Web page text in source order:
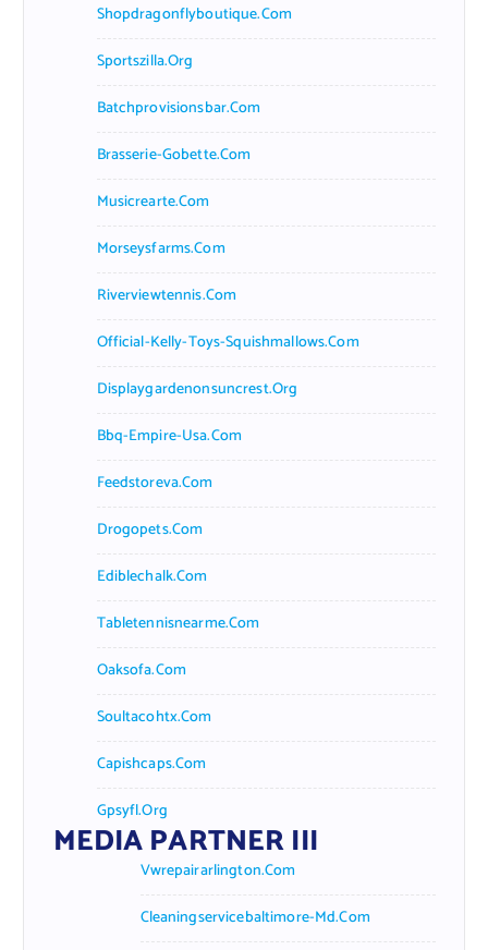
Shopdragonflyboutique.com
Sportszilla.org
Batchprovisionsbar.com
Brasserie-Gobette.com
Musicrearte.com
Morseysfarms.com
Riverviewtennis.com
Official-Kelly-Toys-Squishmallows.com
Displaygardenonsuncrest.org
Bbq-Empire-Usa.com
Feedstoreva.com
Drogopets.com
Ediblechalk.com
Tabletennisnearme.com
Oaksofa.com
Soultacohtx.com
Capishcaps.com
Gpsyfl.org
MEDIA PARTNER III
Vwrepairarlington.com
Cleaningservicebaltimore-Md.com